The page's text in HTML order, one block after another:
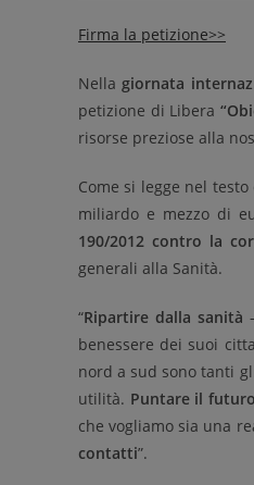
Firma la petizione>>
Nellagiornata
petizione di Libera
risorse preziose alla
Come si legge nel
miliardo e mezzo di
190/2012 contro la
generali alla Sanità.
“Ripartire dalla sanità
benessere dei suoi
nord a sud sono tanti
utilità. Puntare il
che vogliamo sia una
contatti”.